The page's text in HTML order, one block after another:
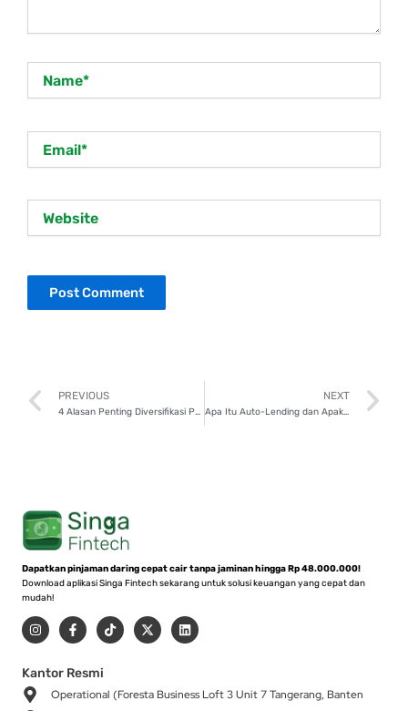
Prev
PREVIOUS
4 Alasan Penting Diversifikasi P2P Lending, Salah Satunya Perbesar Return
NEXT
Apa Itu Auto-Lending dan Apakah Aman Digunakan?
Dapatkan pinjaman daring cepat cair tanpa jaminan hingga Rp 48.000.000!
Download aplikasi Singa Fintech sekarang untuk solusi keuangan yang cepat dan
mudah!
I
n
s
a
g
r
F
a
c
b
o
T
i
k
X
-
t
t
L
i
n
i
Kantor Resmi
Operational (Foresta Business Loft 3 Unit 7 Tangerang, Banten